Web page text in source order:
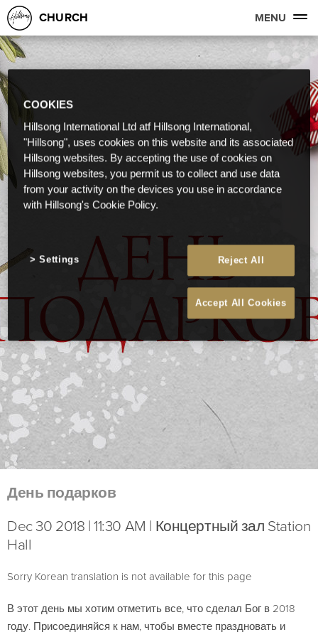
CHURCH MENU
День подарков
Dec 30 2018 | 11:30 AM | Концертный зал Station
Hall
Sorry Korean translation is not available for this page
В этот день мы хотим отметить все, что сделал Бог в 2018
году. Присоединяйся к нам, чтобы вместе праздновать и
COOKIES
Hillsong International Ltd atf Hillsong International,
"Hillsong", uses cookies on this website and its associated
Hillsong websites. By accepting the use of cookies on
Hillsong websites, you permit us to collect and use data
from your activity on the devices you use in accordance
with Hillsong's Cookie Policy.
Reject All
Accept All Cookies
Settings